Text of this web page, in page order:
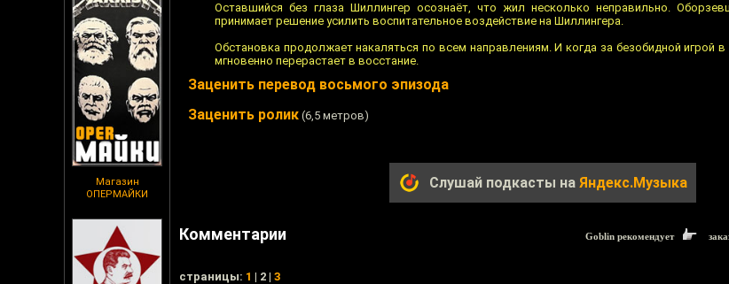
Магазин
ОПЕРМАЙКИ
Оставшийся без глаза Шиллингер осознаёт, что жил несколько неправильно.
принимает решение усилить воспитательное воздействие на Шиллингера.
Обстановка продолжает накаляться по всем направлениям. И когда за безобидной игрой
мгновенно перерастает в восстание.
Заценить перевод восьмого эпизода
Заценить ролик (6,5 метров)
Слушай подкасты на Яндекс.Музыка
Комментарии Goblin рекомендует
cтраницы: 1 | 2 | 3